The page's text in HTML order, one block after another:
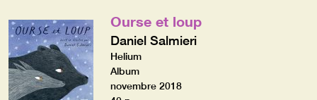
Ourse et loup
Daniel Salmieri
Helium
Album
novembre 2018